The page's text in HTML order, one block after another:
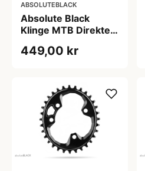
ABSOLUTEBLACK
Absolute Black
Klinge MTB Direkte
28T Guld
449,00 kr